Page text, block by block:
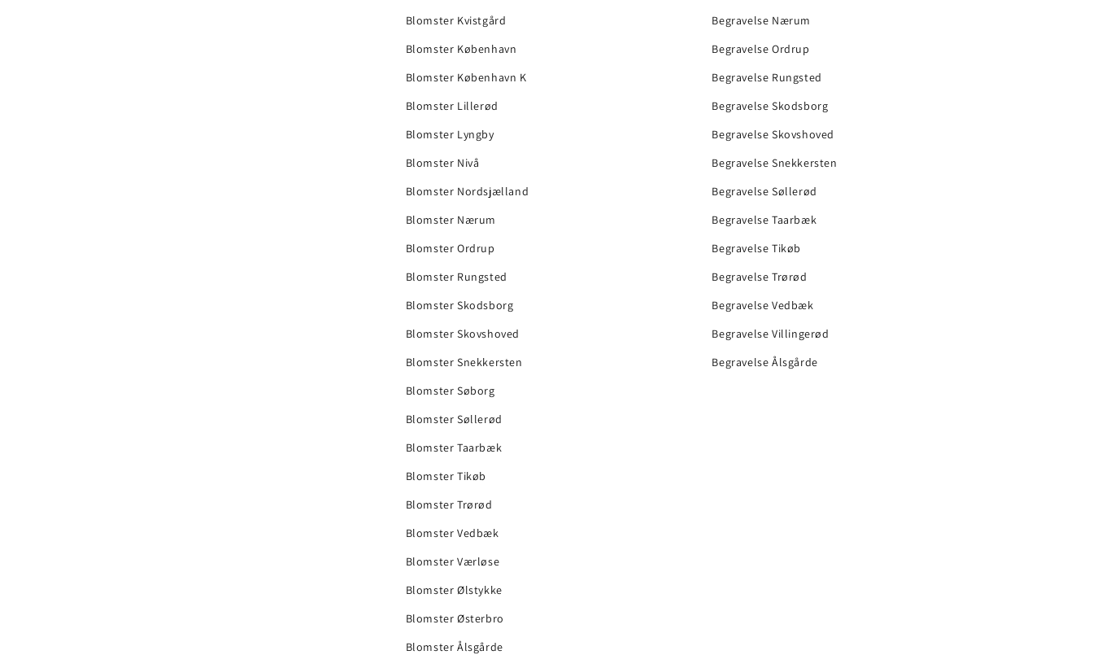
Blomster Kvistgård
Blomster København
Blomster København K
Blomster Lillerød
Blomster Lyngby
Blomster Nivå
Blomster Nordsjælland
Blomster Nærum
Blomster Ordrup
Blomster Rungsted
Blomster Skodsborg
Blomster Skovshoved
Blomster Snekkersten
Blomster Søborg
Blomster Søllerød
Blomster Taarbæk
Blomster Tikøb
Blomster Trørød
Blomster Vedbæk
Blomster Værløse
Blomster Ølstykke
Blomster Østerbro
Blomster Ålsgårde
Begravelse Nærum
Begravelse Ordrup
Begravelse Rungsted
Begravelse Skodsborg
Begravelse Skovshoved
Begravelse Snekkersten
Begravelse Søllerød
Begravelse Taarbæk
Begravelse Tikøb
Begravelse Trørød
Begravelse Vedbæk
Begravelse Villingerød
Begravelse Ålsgårde